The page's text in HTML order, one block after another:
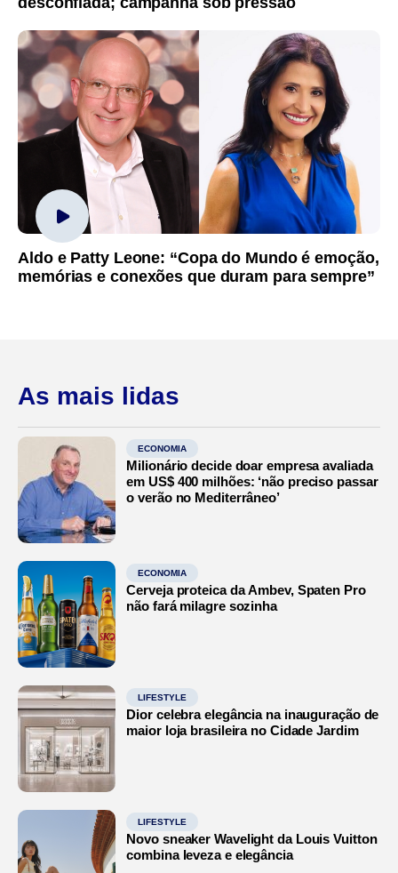
Aldo e Patty Leone: “Copa do Mundo é emoção,
memórias e conexões que duram para sempre”
As mais lidas
ECONOMIA
Milionário decide doar empresa avaliada
em US$ 400 milhões: ‘não preciso passar
o verão no Mediterrâneo’
ECONOMIA
Cerveja proteica da Ambev, Spaten Pro
não fará milagre sozinha
LIFESTYLE
Dior celebra elegância na inauguração de
maior loja brasileira no Cidade Jardim
LIFESTYLE
Novo sneaker Wavelight da Louis Vuitton
combina leveza e elegância